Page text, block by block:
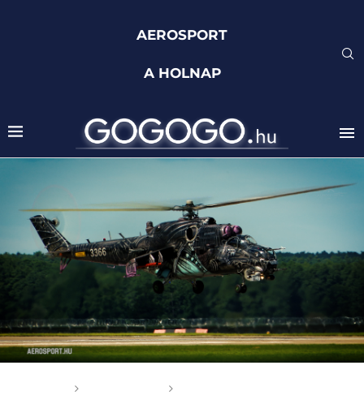
AEROSPORT
A HOLNAP